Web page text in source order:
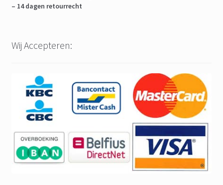
– 14 dagen retourrecht
Wij Accepteren: